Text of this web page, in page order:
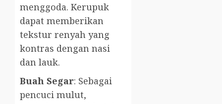
menggoda. Kerupuk
dapat memberikan
tekstur renyah yang
kontras dengan nasi
dan lauk.
Buah Segar: Sebagai
pencuci mulut,